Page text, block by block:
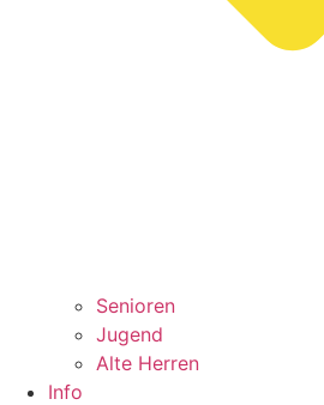
Senioren
Jugend
Alte Herren
Info